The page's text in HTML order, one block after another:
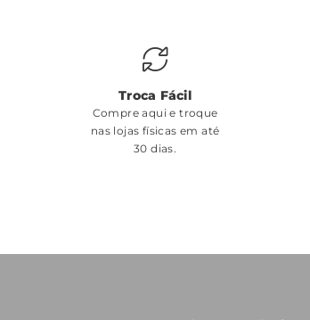
Troca Fácil
Compre aqui e troque
nas lojas físicas em até
30 dias.